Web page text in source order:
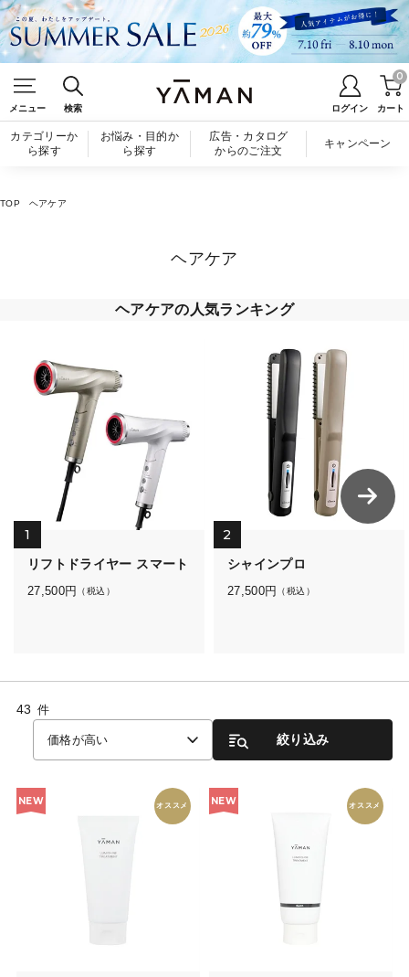
メニュー 検索 ログイン カート
0
カテゴリーか
ら探す
お悩み・目的か
ら探す
広告・カタログ
からのご注文
キャンペーン
TOP ヘアケア
ヘアケア
ヘアケアの人気ランキング
1
リフトドライヤー スマート
27,500円 （税込）
2
シャインプロ
27,500円 （税込）
43 件
価格が高い 絞り込み
NEW オススメ NEW オススメ